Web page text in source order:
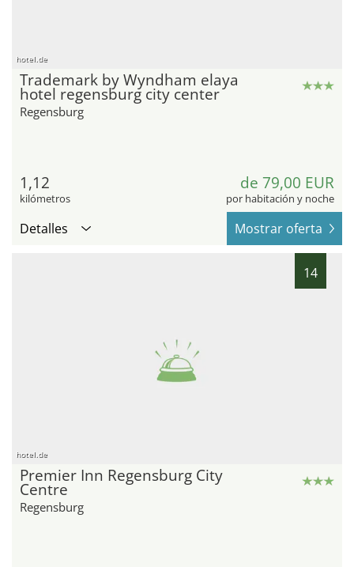
hotel.de
Trademark by Wyndham elaya
hotel regensburg city center
Regensburg
1,12
kilómetros
de 79,00 EUR
por habitación y noche
Detalles Mostrar oferta
14
hotel.de
Premier Inn Regensburg City
Centre
Regensburg